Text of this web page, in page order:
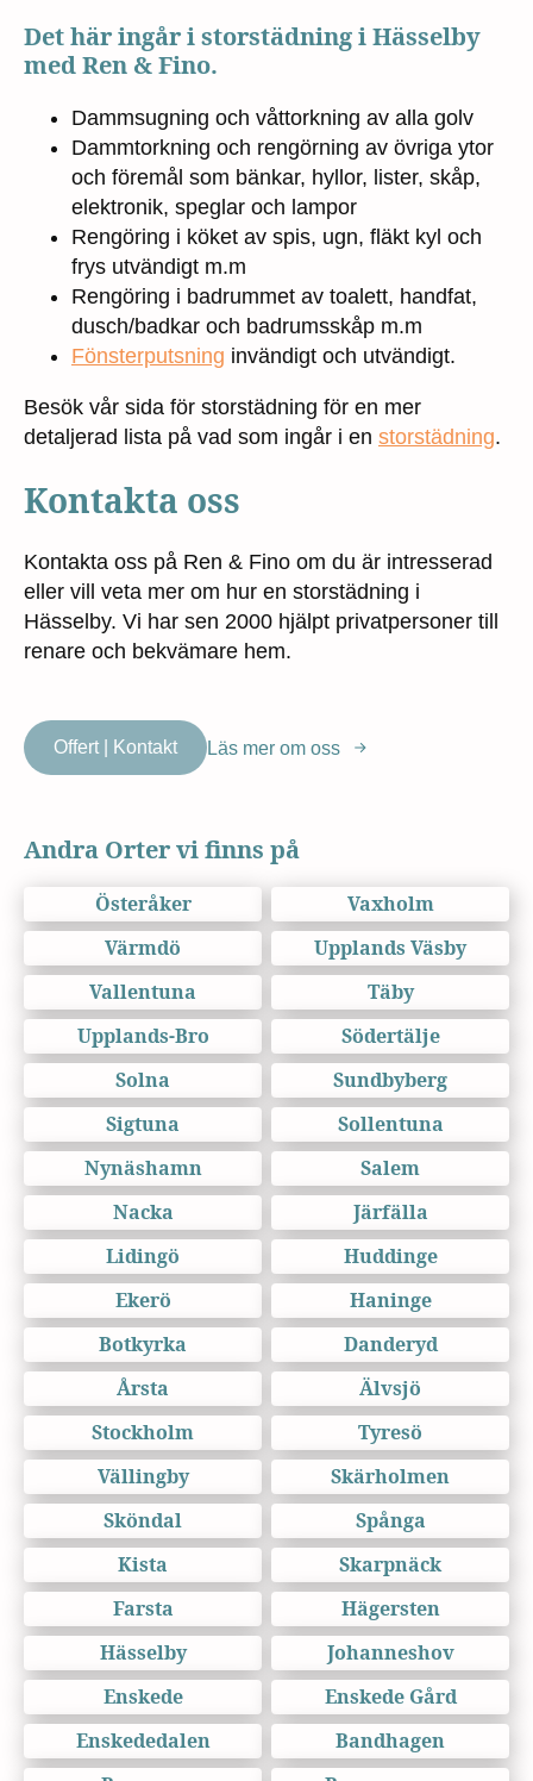
Det här ingår i storstädning i Hässelby
med Ren & Fino.
Dammsugning och våttorkning av alla golv
Dammtorkning och rengörning av övriga ytor
och föremål som bänkar, hyllor, lister, skåp,
elektronik, speglar och lampor
Rengöring i köket av spis, ugn, fläkt kyl och
frys utvändigt m.m
Rengöring i badrummet av toalett, handfat,
dusch/badkar och badrumsskåp m.m
Fönsterputsning invändigt och utvändigt.
Besök vår sida för storstädning för en mer
detaljerad lista på vad som ingår i en storstädning.
Kontakta oss
Kontakta oss på Ren & Fino om du är intresserad
eller vill veta mer om hur en storstädning i
Hässelby. Vi har sen 2000 hjälpt privatpersoner till
renare och bekvämare hem.
Offert | Kontakt Läs mer om oss
Andra Orter vi finns på
Österåker
Vaxholm
Värmdö
Upplands Väsby
Vallentuna
Täby
Upplands-Bro
Södertälje
Solna
Sundbyberg
Sigtuna
Sollentuna
Nynäshamn
Salem
Nacka
Järfälla
Lidingö
Huddinge
Ekerö
Haninge
Botkyrka
Danderyd
Årsta
Älvsjö
Stockholm
Tyresö
Vällingby
Skärholmen
Sköndal
Spånga
Kista
Skarpnäck
Farsta
Hägersten
Hässelby
Johanneshov
Enskede
Enskede Gård
Enskededalen
Bandhagen